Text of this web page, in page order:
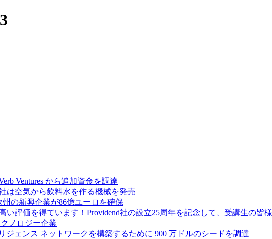
Ventures から追加資金を調達
は空気から飲料水を作る機械を発売
の新興企業が86億ユーロを確保
い評価を得ています！Providend社の設立25周年を記念して、受講生の皆
ノロジー企業
ジェンス ネットワークを構築するために 900 万ドルのシードを調達